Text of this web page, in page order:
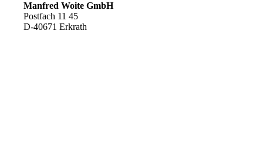
Manfred Woite GmbH
Postfach 11 45
D-40671 Erkrath